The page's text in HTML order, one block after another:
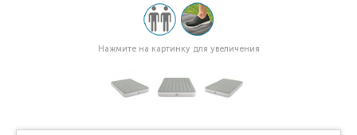
Нажмите на картинку для увеличения